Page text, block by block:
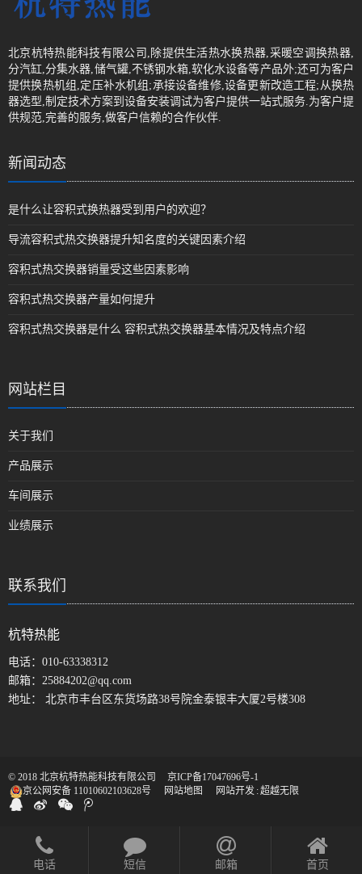
北京杭特热能科技有限公司,除提供生活热水换热器,采暖空调换热器,
分汽缸,分集水器,储气罐,不锈钢水箱,软化水设备等产品外;还可为客户
提供换热机组,定压补水机组;承接设备维修,设备更新改造工程;从换热
器选型,制定技术方案到设备安装调试为客户提供一站式服务.为客户提
供规范,完善的服务,做客户信赖的合作伙伴.
新闻动态
是什么让容积式换热器受到用户的欢迎？
导流容积式热交换器提升知名度的关键因素介绍
容积式热交换器销量受这些因素影响
容积式热交换器产量如何提升
容积式热交换器是什么 容积式热交换器基本情况及特点介绍
网站栏目
关于我们
产品展示
车间展示
业绩展示
联系我们
杭特热能
电话： 010-63338312
邮箱： 25884202@qq.com
地址： 北京市丰台区东货场路38号院金泰银丰大厦2号楼308
© 2018 北京杭特热能科技有限公司
京ICP备17047696号-1
京公网安备 11010602103628号
网站地图 网站开发 :超越无限
电话 短信 邮箱 首页